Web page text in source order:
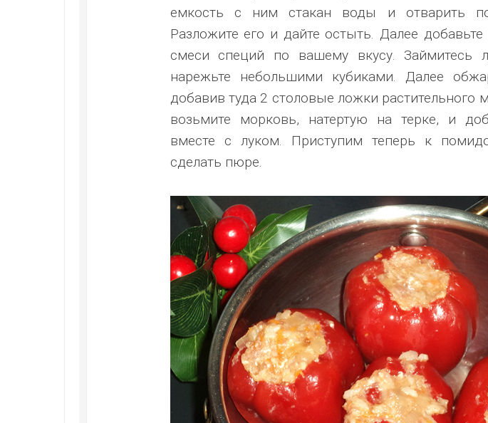
емкость с ним стакан воды и отварить
Разложите его и дайте остыть. Далее
смеси специй по вашему вкусу. Займитесь
нарежьте небольшими кубиками. Далее
добавив туда 2 столовые ложки растительного
возьмите морковь, натертую на терке, и
вместе с луком. Приступим теперь к
сделать пюре.